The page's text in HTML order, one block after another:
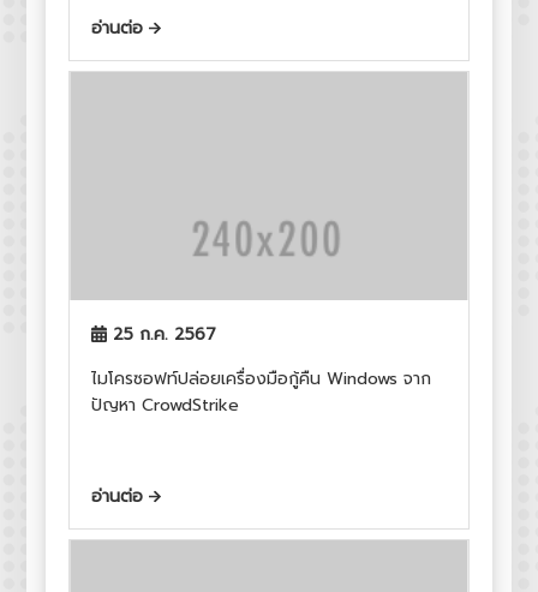
อ่านต่อ
25 ก.ค. 2567
ไมโครซอฟท์ปล่อยเครื่องมือกู้คืน Windows จาก
ปัญหา CrowdStrike
อ่านต่อ